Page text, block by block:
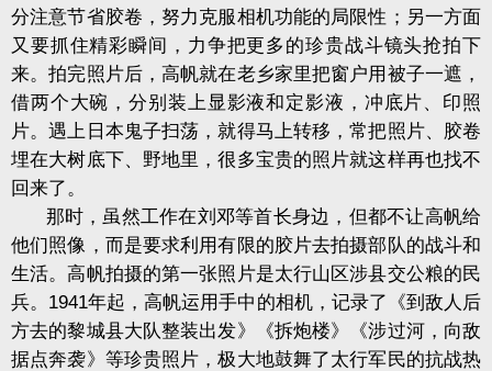
分注意节省胶卷，努力克服相机功能的局限性；另一方面
又要抓住精彩瞬间，力争把更多的珍贵战斗镜头抢拍下
来。拍完照片后，高帆就在老乡家里把窗户用被子一遮，
借两个大碗，分别装上显影液和定影液，冲底片、印照
片。遇上日本鬼子扫荡，就得马上转移，常把照片、胶卷
埋在大树底下、野地里，很多宝贵的照片就这样再也找不
回来了。
那时，虽然工作在刘邓等首长身边，但都不让高帆给
他们照像，而是要求利用有限的胶片去拍摄部队的战斗和
生活。高帆拍摄的第一张照片是太行山区涉县交公粮的民
兵。1941年起，高帆运用手中的相机，记录了《到敌人后
方去的黎城县大队整装出发》《拆炮楼》《涉过河，向敌
据点奔袭》等珍贵照片，极大地鼓舞了太行军民的抗战热